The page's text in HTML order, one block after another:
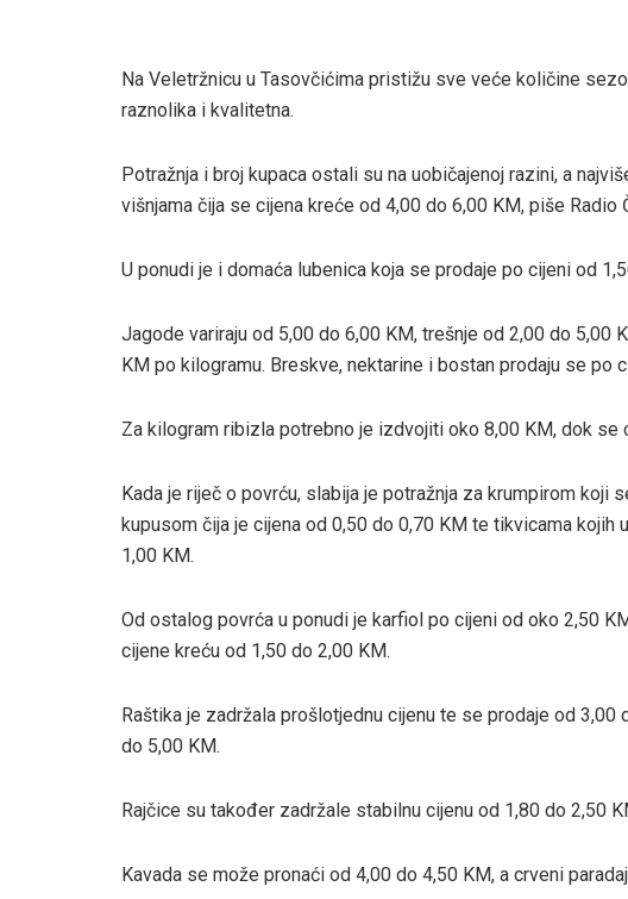
Na Veletržnicu u Tasovčićima pristižu sve veće količine
raznolika i kvalitetna.
Potražnja i broj kupaca ostali su na uobičajenoj razini, a
višnjama čija se cijena kreće od 4,00 do 6,00 KM, piše Radio
U ponudi je i domaća lubenica koja se prodaje po cijeni od
Jagode variraju od 5,00 do 6,00 KM, trešnje od 2,00 do 5,00
KM po kilogramu. Breskve, nektarine i bostan prodaju se po
Za kilogram ribizla potrebno je izdvojiti oko 8,00 KM, dok se
Kada je riječ o povrću, slabija je potražnja za krumpirom koji
kupusom čija je cijena od 0,50 do 0,70 KM te tikvicama kojih
1,00 KM.
Od ostalog povrća u ponudi je karfiol po cijeni od oko 2,50
cijene kreću od 1,50 do 2,00 KM.
Raštika je zadržala prošlotjednu cijenu te se prodaje od
do 5,00 KM.
Rajčice su također zadržale stabilnu cijenu od 1,80 do 2,50
Kavada se može pronaći od 4,00 do 4,50 KM, a crveni